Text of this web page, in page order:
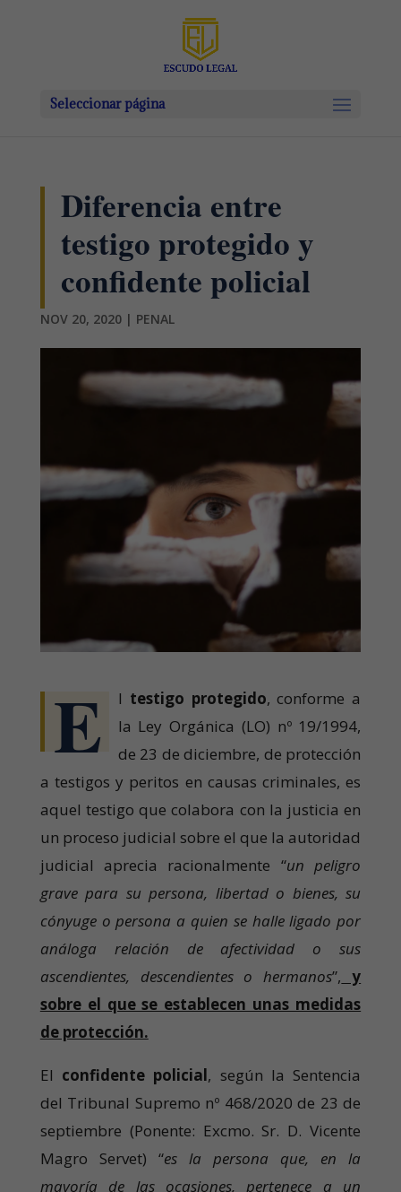
Seleccionar página
Diferencia entre
testigo protegido y
confidente policial
NOV 20, 2020| PENAL
E l testigo protegido, conforme a
la Ley Orgánica (LO) nº 19/1994,
de 23 de diciembre, de protección
a testigos y peritos en causas criminales, es
aquel testigo que colabora con la justicia en
un proceso judicial sobre el que la autoridad
judicial aprecia racionalmente “un peligro
grave para su persona, libertad o bienes, su
cónyuge o persona a quien se halle ligado por
análoga relación de afectividad o sus
ascendientes, descendientes o hermanos”, y
sobre el que se establecen unas medidas
de protección.
El confidente policial, según la Sentencia
del Tribunal Supremo nº 468/2020 de 23 de
septiembre (Ponente: Excmo. Sr. D. Vicente
Magro Servet) “es la persona que, en la
mayoría de las ocasiones, pertenece a un